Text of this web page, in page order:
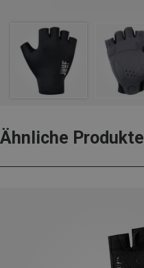
Ähnliche Produkte